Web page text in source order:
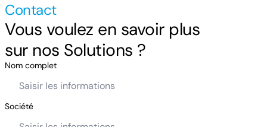
Contact
Vous voulez en savoir plus
sur nos Solutions ?
Nom complet
Société